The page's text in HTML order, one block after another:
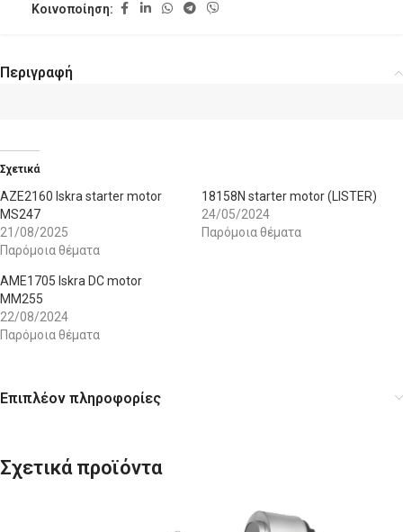
Κοινοποίηση:
Περιγραφή
Σχετικά
AZE2160 Iskra starter motor
MS247
21/08/2025
Παρόμοια θέματα
18158N starter motor (LISTER)
24/05/2024
Παρόμοια θέματα
AME1705 Iskra DC motor
MM255
22/08/2024
Παρόμοια θέματα
Επιπλέον πληροφορίες
Σχετικά προϊόντα